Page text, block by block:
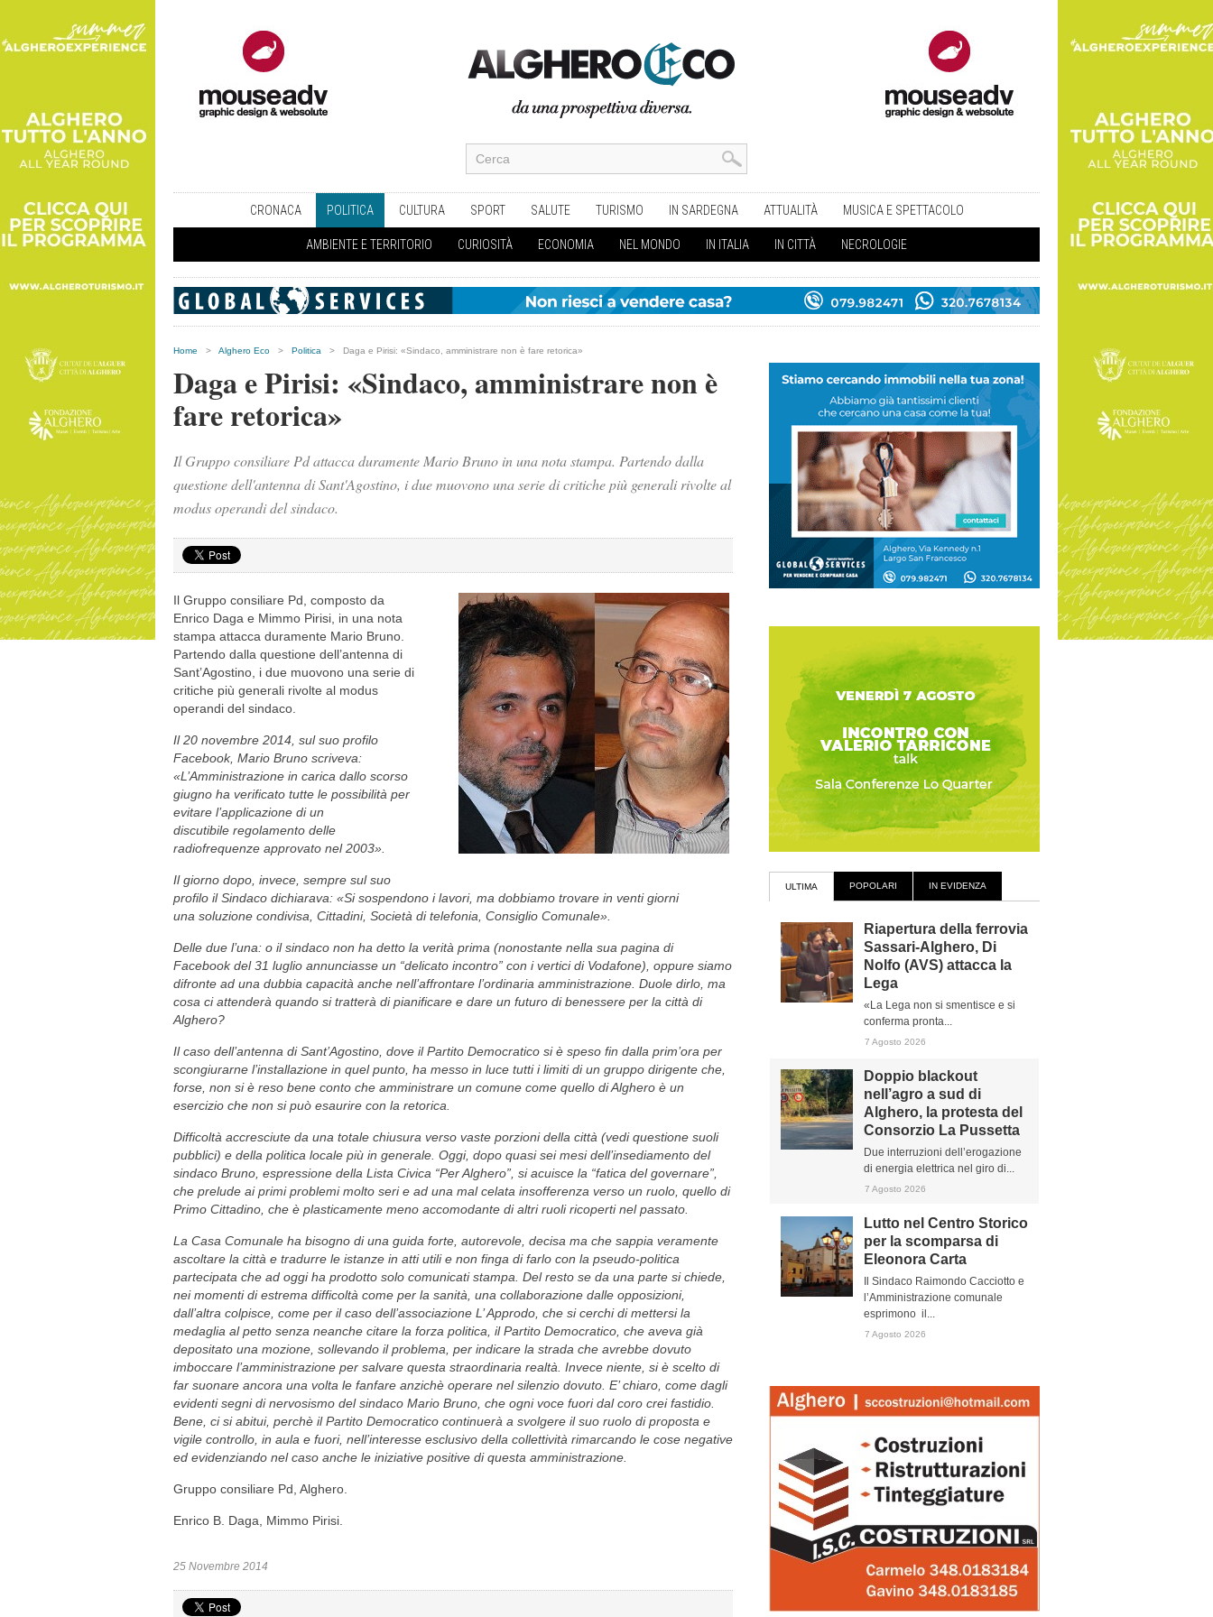
CRONACA POLITICA CULTURA SPORT SALUTE TURISMO IN SARDEGNA ATTUALITÀ MUSICA E SPETTACOLO
AMBIENTE E TERRITORIO CURIOSITÀ ECONOMIA NEL MONDO IN ITALIA IN CITTÀ NECROLOGIE
Home > Alghero Eco > Politica > Daga e Pirisi: «Sindaco, amministrare non è fare retorica»
Daga e Pirisi: «Sindaco, amministrare non è
fare retorica»
Il Gruppo consiliare Pd attacca duramente Mario Bruno in una nota stampa. Partendo dalla
questione dell'antenna di Sant'Agostino, i due muovono una serie di critiche più generali rivolte al
modus operandi del sindaco.
Il Gruppo consiliare Pd, composto da
Enrico Daga e Mimmo Pirisi, in una nota
stampa attacca duramente Mario Bruno.
Partendo dalla questione dell’antenna di
Sant’Agostino, i due muovono una serie di
critiche più generali rivolte al modus
operandi del sindaco.
Il 20 novembre 2014, sul suo profilo
Facebook, Mario Bruno scriveva:
«L’Amministrazione in carica dallo scorso
giugno ha verificato tutte le possibilità per
evitare l’applicazione di un
discutibile regolamento delle
radiofrequenze approvato nel 2003».
Il giorno dopo, invece, sempre sul suo
profilo il Sindaco dichiarava: «Si sospendono i lavori, ma dobbiamo trovare in venti giorni
una soluzione condivisa, Cittadini, Società di telefonia, Consiglio Comunale».
Delle due l’una: o il sindaco non ha detto la verità prima (nonostante nella sua pagina di
Facebook del 31 luglio annunciasse un “delicato incontro” con i vertici di Vodafone), oppure siamo
difronte ad una dubbia capacità anche nell’affrontare l’ordinaria amministrazione. Duole dirlo, ma
cosa ci attenderà quando si tratterà di pianificare e dare un futuro di benessere per la città di
Alghero?
Il caso dell’antenna di Sant’Agostino, dove il Partito Democratico si è speso fin dalla prim’ora per
scongiurarne l’installazione in quel punto, ha messo in luce tutti i limiti di un gruppo dirigente che,
forse, non si è reso bene conto che amministrare un comune come quello di Alghero è un
esercizio che non si può esaurire con la retorica.
Difficoltà accresciute da una totale chiusura verso vaste porzioni della città (vedi questione suoli
pubblici) e della politica locale più in generale. Oggi, dopo quasi sei mesi dell’insediamento del
sindaco Bruno, espressione della Lista Civica “Per Alghero”, si acuisce la “fatica del governare”,
che prelude ai primi problemi molto seri e ad una mal celata insofferenza verso un ruolo, quello di
Primo Cittadino, che è plasticamente meno accomodante di altri ruoli ricoperti nel passato.
La Casa Comunale ha bisogno di una guida forte, autorevole, decisa ma che sappia veramente
ascoltare la città e tradurre le istanze in atti utili e non finga di farlo con la pseudo-politica
partecipata che ad oggi ha prodotto solo comunicati stampa. Del resto se da una parte si chiede,
nei momenti di estrema difficoltà come per la sanità, una collaborazione dalle opposizioni,
dall’altra colpisce, come per il caso dell’associazione L’ Approdo, che si cerchi di mettersi la
medaglia al petto senza neanche citare la forza politica, il Partito Democratico, che aveva già
depositato una mozione, sollevando il problema, per indicare la strada che avrebbe dovuto
imboccare l’amministrazione per salvare questa straordinaria realtà. Invece niente, si è scelto di
far suonare ancora una volta le fanfare anzichè operare nel silenzio dovuto. E’ chiaro, come dagli
evidenti segni di nervosismo del sindaco Mario Bruno, che ogni voce fuori dal coro crei fastidio.
Bene, ci si abitui, perchè il Partito Democratico continuerà a svolgere il suo ruolo di proposta e
vigile controllo, in aula e fuori, nell’interesse esclusivo della collettività rimarcando le cose negative
ed evidenziando nel caso anche le iniziative positive di questa amministrazione.
Gruppo consiliare Pd, Alghero.
Enrico B. Daga, Mimmo Pirisi.
25 Novembre 2014
ULTIMA POPOLARI IN EVIDENZA
Riapertura della ferrovia
Sassari-Alghero, Di
Nolfo (AVS) attacca la
Lega
«La Lega non si smentisce e si
conferma pronta...
7 Agosto 2026
Doppio blackout
nell’agro a sud di
Alghero, la protesta del
Consorzio La Pussetta
Due interruzioni dell’erogazione
di energia elettrica nel giro di...
7 Agosto 2026
Lutto nel Centro Storico
per la scomparsa di
Eleonora Carta
Il Sindaco Raimondo Cacciotto e
l’Amministrazione comunale
esprimono il...
7 Agosto 2026